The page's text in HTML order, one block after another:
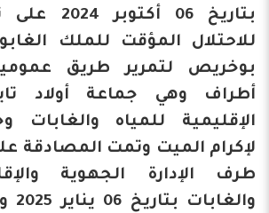
بتاريخ 06
للاحتلال المؤقت للملك
بوخريص لتمرير طريق
أطراف وهي جماعة أولاد
الإقليمية للمياه والغابات
لإكرام الميت وتمت المصادقة
طرف الإدارة الجهوية